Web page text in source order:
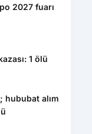
2027 fuarı
1 ölü
hububat alım